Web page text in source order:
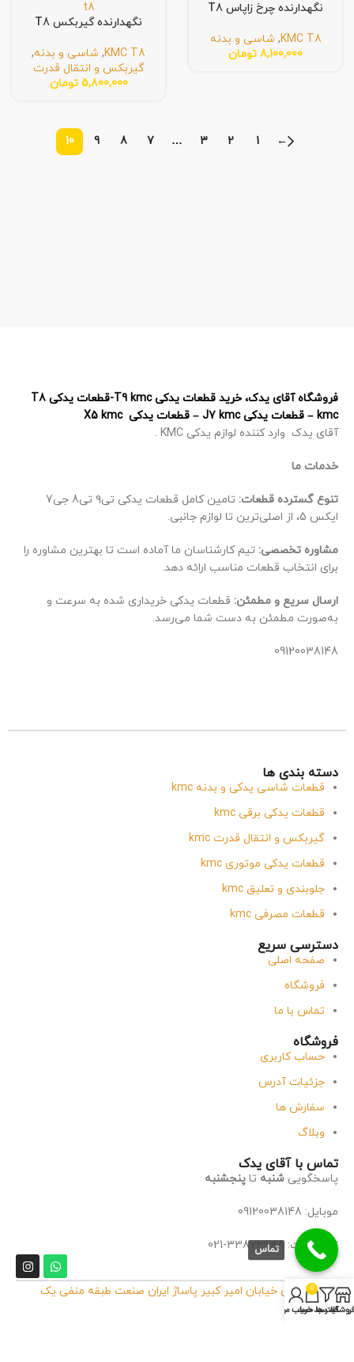
نگهدارنده چرخ زاپاس T8
KMC T8
, شاسی و بدنه
8,100,000 تومان
نگهدارنده گیربکس T8
KMC T8
, شاسی و بدنه,
گیربکس و انتقال قدرت
5,800,000 تومان
←
1
2
3
…
7
8
9
10
فروشگاه آقای یدک، خرید قطعات یدکی T9 kmc-قطعات یدکی T8
kmc – قطعات یدکی J7 kmc – قطعات یدکی X5 kmc
آقای یدک وارد کننده لوازم یدکی KMC .
خدمات ما
تنوع گسترده قطعات:
تامین کامل قطعات یدکی تی۹ تی8 جی7
ایکس 5، از اصلی‌ترین تا لوازم جانبی.
مشاوره تخصصی: تیم کارشناسان ما آماده است تا بهترین مشاوره را
برای انتخاب قطعات مناسب ارائه دهد.
ارسال سریع و مطمئن: قطعات یدکی خریداری شده به سرعت و
به‌صورت مطمئن به دست شما می‌رسد.
09120038148
دسته بندی ها
قطعات شاسی یدکی و بدنه kmc
قطعات یدکی برقی kmc
گیربکس و انتقال قدرت kmc
قطعات یدکی موتوری kmc
جلوبندی و تعلیق kmc
قطعات مصرفی kmc
دسترسی سریع
صفحه اصلی
فروشگاه
تماس با ما
فروشگاه
حساب کاربری
جزئیات آدرس
سفارش ها
وبلاگ
تماس با آقای یدک
پاسخگویی شنبه تا پنجشنبه
موبایل: 09120038148
تلفن ثابت: 33872448-021
آدرس:تهران خیابان امیر کبیر پاساژ ایران صنعت طبقه منفی یک
پلاک 32فروشگاهفیلتر ها
0
سبد خرید
حساب من
تماس